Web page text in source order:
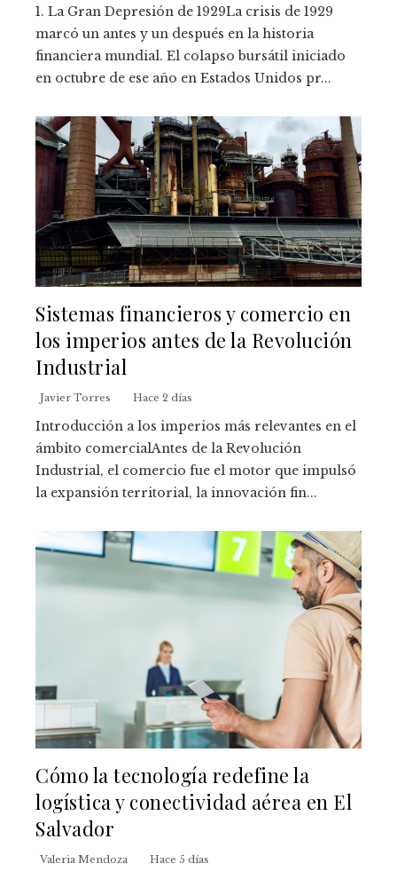
1. La Gran Depresión de 1929La crisis de 1929
marcó un antes y un después en la historia
financiera mundial. El colapso bursátil iniciado
en octubre de ese año en Estados Unidos pr...
Sistemas financieros y comercio en
los imperios antes de la Revolución
Industrial
Javier Torres Hace 2 días
Introducción a los imperios más relevantes en el
ámbito comercialAntes de la Revolución
Industrial, el comercio fue el motor que impulsó
la expansión territorial, la innovación fin...
Cómo la tecnología redefine la
logística y conectividad aérea en El
Salvador
Valeria Mendoza Hace 5 días